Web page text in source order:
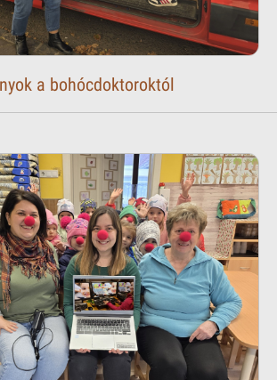
a bohócdoktoroktól